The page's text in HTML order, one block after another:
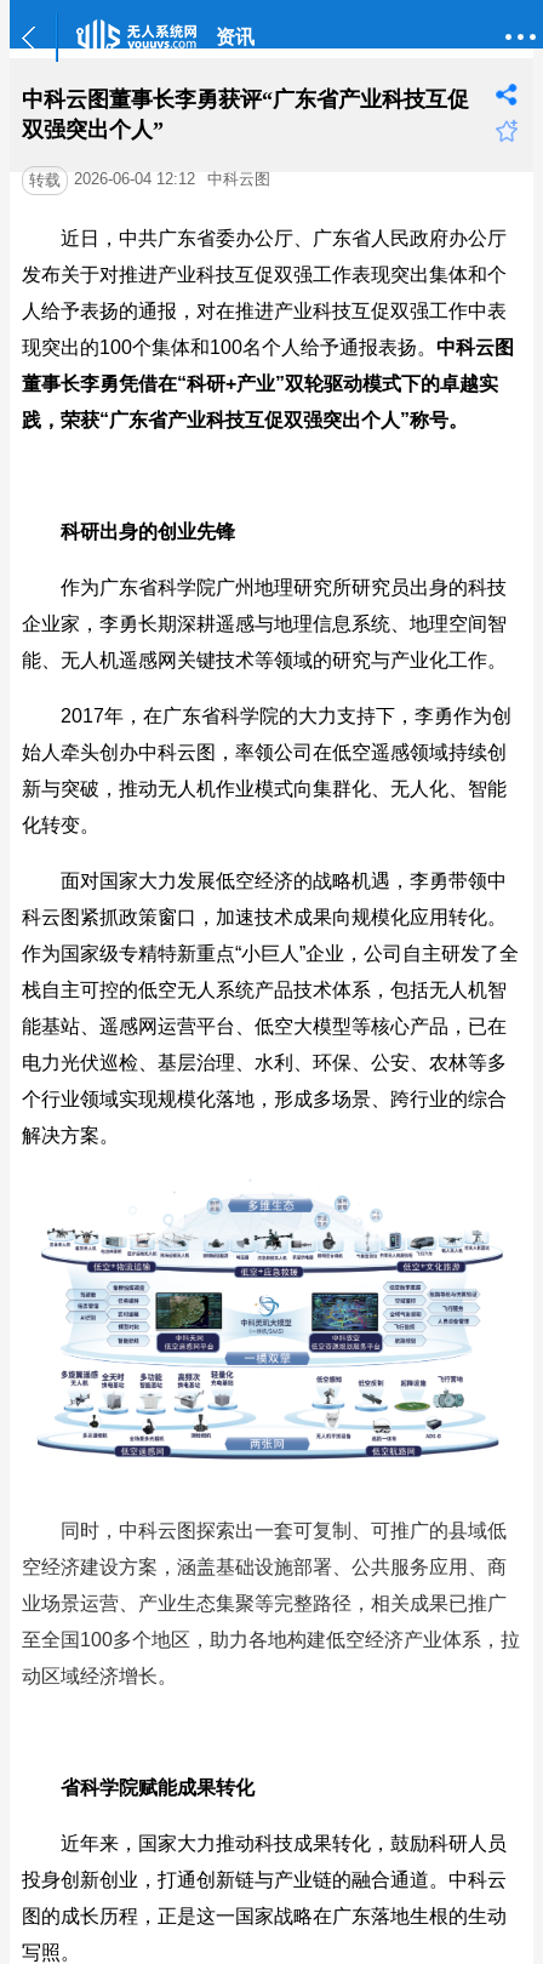
资讯
中科云图董事长李勇获评“广东省产业科技互促
双强突出个人”
转载 2026-06-04 12:12 中科云图
近日，中共广东省委办公厅、广东省人民政府办公厅
发布关于对推进产业科技互促双强工作表现突出集体和个
人给予表扬的通报，对在推进产业科技互促双强工作中表
现突出的100个集体和100名个人给予通报表扬。 中科云图
董事长李勇凭借在“科研+产业”双轮驱动模式下的卓越实
践，荣获“广东省产业科技互促双强突出个人”称号。
科研出身的创业先锋
作为广东省科学院广州地理研究所研究员出身的科技
企业家，李勇长期深耕遥感与地理信息系统、地理空间智
能、无人机遥感网关键技术等领域的研究与产业化工作。
2017年，在广东省科学院的大力支持下，李勇作为创
始人牵头创办中科云图，率领公司在低空遥感领域持续创
新与突破，推动无人机作业模式向集群化、无人化、智能
化转变。
面对国家大力发展低空经济的战略机遇，李勇带领中
科云图紧抓政策窗口，加速技术成果向规模化应用转化。
作为国家级专精特新重点“小巨人”企业，公司自主研发了全
栈自主可控的低空无人系统产品技术体系，包括无人机智
能基站、遥感网运营平台、低空大模型等核心产品，已在
电力光伏巡检、基层治理、水利、环保、公安、农林等多
个行业领域实现规模化落地，形成多场景、跨行业的综合
解决方案。
同时，中科云图探索出一套可复制、可推广的县域低
空经济建设方案，涵盖基础设施部署、公共服务应用、商
业场景运营、产业生态集聚等完整路径，相关成果已推广
至全国100多个地区，助力各地构建低空经济产业体系，拉
动区域经济增长。
省科学院赋能成果转化
近年来，国家大力推动科技成果转化，鼓励科研人员
投身创新创业，打通创新链与产业链的融合通道。中科云
图的成长历程，正是这一国家战略在广东落地生根的生动
写照。